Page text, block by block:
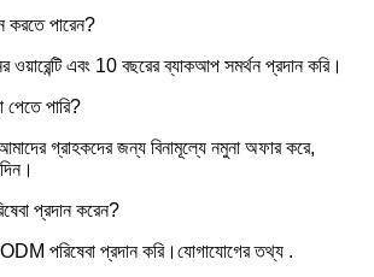
করতে পারেন?
ওয়ারেন্টি এবং 10 বছরের ব্যাকআপ সমর্থন প্রদান করি।
পারি?
গ্রাহকদের জন্য বিনামূল্যে নমুনা অফার করে,
প্রদান করেন?
পরিষেবা প্রদান করি।যোগাযোগের তথ্য .